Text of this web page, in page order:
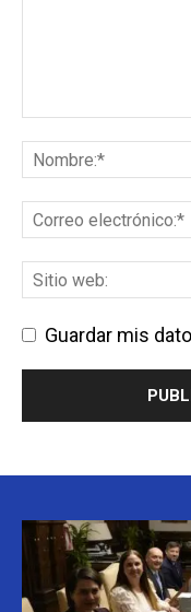
Guardar mis